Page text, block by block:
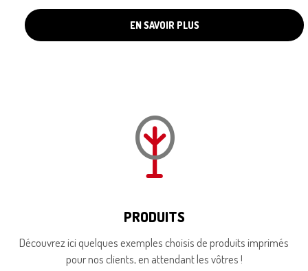
EN SAVOIR PLUS
PRODUITS
Découvrez ici quelques exemples choisis de produits imprimés
pour nos clients, en attendant les vôtres !